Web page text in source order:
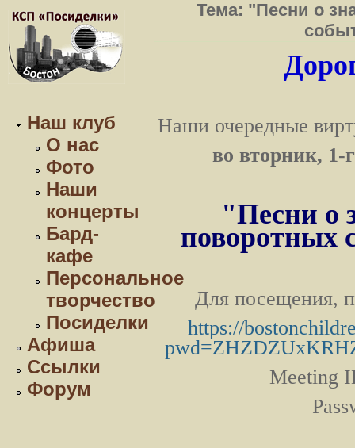
Наш клуб
О нас
Фото
Наши
концерты
Бард-
кафе
Персональное
творчество
Посиделки
Афиша
Ссылки
Форум
Тема: "Песни о
Наши очередные
во вторник, 1-
"Песни о
поворотных
Для посещения,
https://
Meeting